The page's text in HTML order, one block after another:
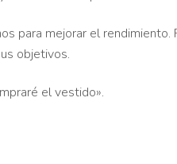
para mejorar el
objetivos.
el vestido».